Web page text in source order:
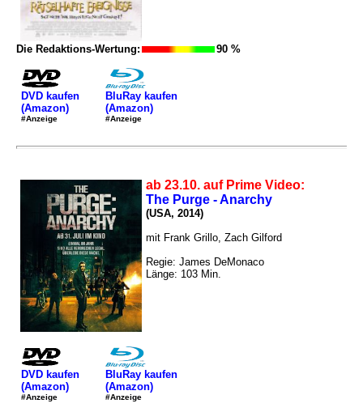
Die Redaktions-Wertung: 90 %
DVD kaufen
(Amazon)
#Anzeige
BluRay kaufen
(Amazon)
#Anzeige
ab 23.10. auf Prime Video:
The Purge - Anarchy
(USA, 2014)
mit Frank Grillo, Zach Gilford
Regie: James DeMonaco
Länge: 103 Min.
DVD kaufen
(Amazon)
#Anzeige
BluRay kaufen
(Amazon)
#Anzeige